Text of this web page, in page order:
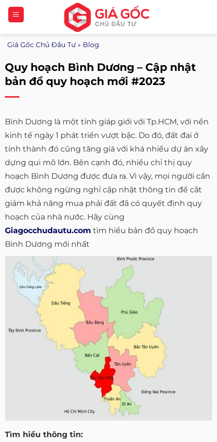
Bỏ
qua
nội
dung
Giá Gốc Chủ Đầu Tư» Blog
Quy hoạch Bình Dương – Cập nhật
bản đồ quy hoạch mới #2023
Bình Dương là một tỉnh giáp giới với Tp.HCM, với nền
kinh tế ngày 1 phát triển vượt bậc. Do đó, đất đai ở
tỉnh thành đó cũng tăng giá với khá nhiều dự án xây
dựng qui mô lớn. Bên cạnh đó, nhiều chỉ thị quy
hoạch Bình Dương được đưa ra. Vì vậy, mọi người cần
được không ngừng nghỉ cập nhật thông tin để cắt
giảm khả năng mua phải đất đã có quyết định quy
hoạch của nhà nước. Hãy cùng
Giagocchudautu.com tìm hiểu bản đồ quy hoạch
Bình Dương mới nhất
Tìm hiểu thông tin: